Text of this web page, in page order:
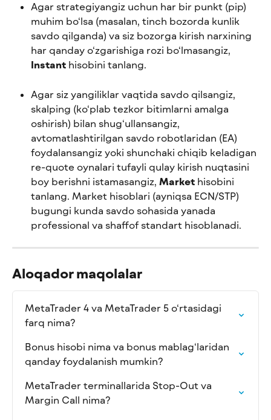
Agar strategiyangiz uchun har bir punkt (pip)
muhim bo‘lsa (masalan, tinch bozorda kunlik
savdo qilganda) va siz bozorga kirish narxining
har qanday o‘zgarishiga rozi bo‘lmasangiz,
Instant hisobini tanlang.
Agar siz yangiliklar vaqtida savdo qilsangiz,
skalping (ko‘plab tezkor bitimlarni amalga
oshirish) bilan shug‘ullansangiz,
avtomatlashtirilgan savdo robotlaridan (EA)
foydalansangiz yoki shunchaki chiqib keladigan
re-quote oynalari tufayli qulay kirish nuqtasini
boy berishni istamasangiz, Market hisobini
tanlang. Market hisoblari (ayniqsa ECN/STP)
bugungi kunda savdo sohasida yanada
professional va shaffof standart hisoblanadi.
Aloqador maqolalar
MetaTrader 4 va MetaTrader 5 o‘rtasidagi
farq nima?
Bonus hisobi nima va bonus mablag‘laridan
qanday foydalanish mumkin?
MetaTrader terminallarida Stop-Out va
Margin Call nima?